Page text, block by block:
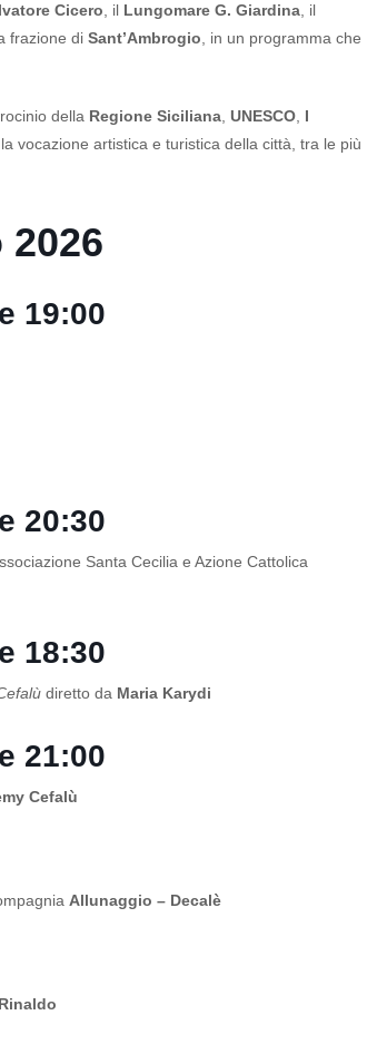
Cicero , il Lungomare G. Giardina , il
frazione di Sant’Ambrogio , in un programma che
della Regione Siciliana UNESCO I
la vocazione artistica e turistica della città, tra le più
19:00
20:30
Santa Cecilia e Azione Cattolica
18:30
diretto da Maria Karydi
21:00
Cefalù
Allunaggio – Decalè